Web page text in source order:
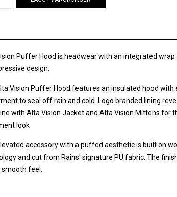
Puffer Hood is headwear with an integrated wrap
design.
Vision Puffer Hood features an insulated hood with
to seal off rain and cold. Logo branded lining
with Alta Vision Jacket and Alta Vision Mittens for
look
accessory with a puffed aesthetic is built on
and cut from Rains' signature PU fabric. The
feel.